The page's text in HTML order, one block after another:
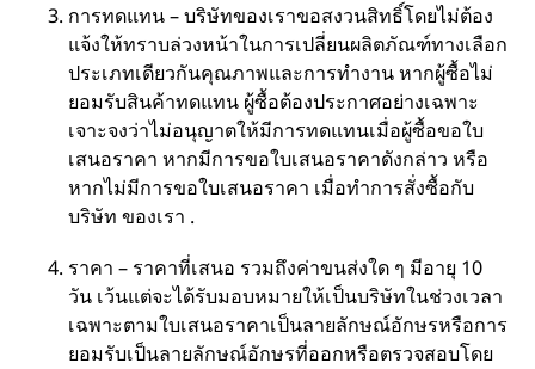
การทดแทน – บริษัทของเราขอสงวนสิทธิ์โดยไม่ต้อง
แจ้งให้ทราบล่วงหน้าในการเปลี่ยนผลิตภัณฑ์ทางเลือก
ประเภทเดียวกันคุณภาพและการทำงาน หากผู้ซื้อไม่
ยอมรับสินค้าทดแทน ผู้ซื้อต้องประกาศอย่างเฉพาะ
เจาะจงว่าไม่อนุญาตให้มีการทดแทนเมื่อผู้ซื้อขอใบ
เสนอราคา หากมีการขอใบเสนอราคาดังกล่าว หรือ
หากไม่มีการขอใบเสนอราคา เมื่อทำการสั่งซื้อกับ
บริษัท ของเรา .
ราคา – ราคาที่เสนอ รวมถึงค่าขนส่งใด ๆ มีอายุ 10
วัน เว้นแต่จะได้รับมอบหมายให้เป็นบริษัทในช่วงเวลา
เฉพาะตามใบเสนอราคาเป็นลายลักษณ์อักษรหรือการ
ยอมรับเป็นลายลักษณ์อักษรที่ออกหรือตรวจสอบโดย